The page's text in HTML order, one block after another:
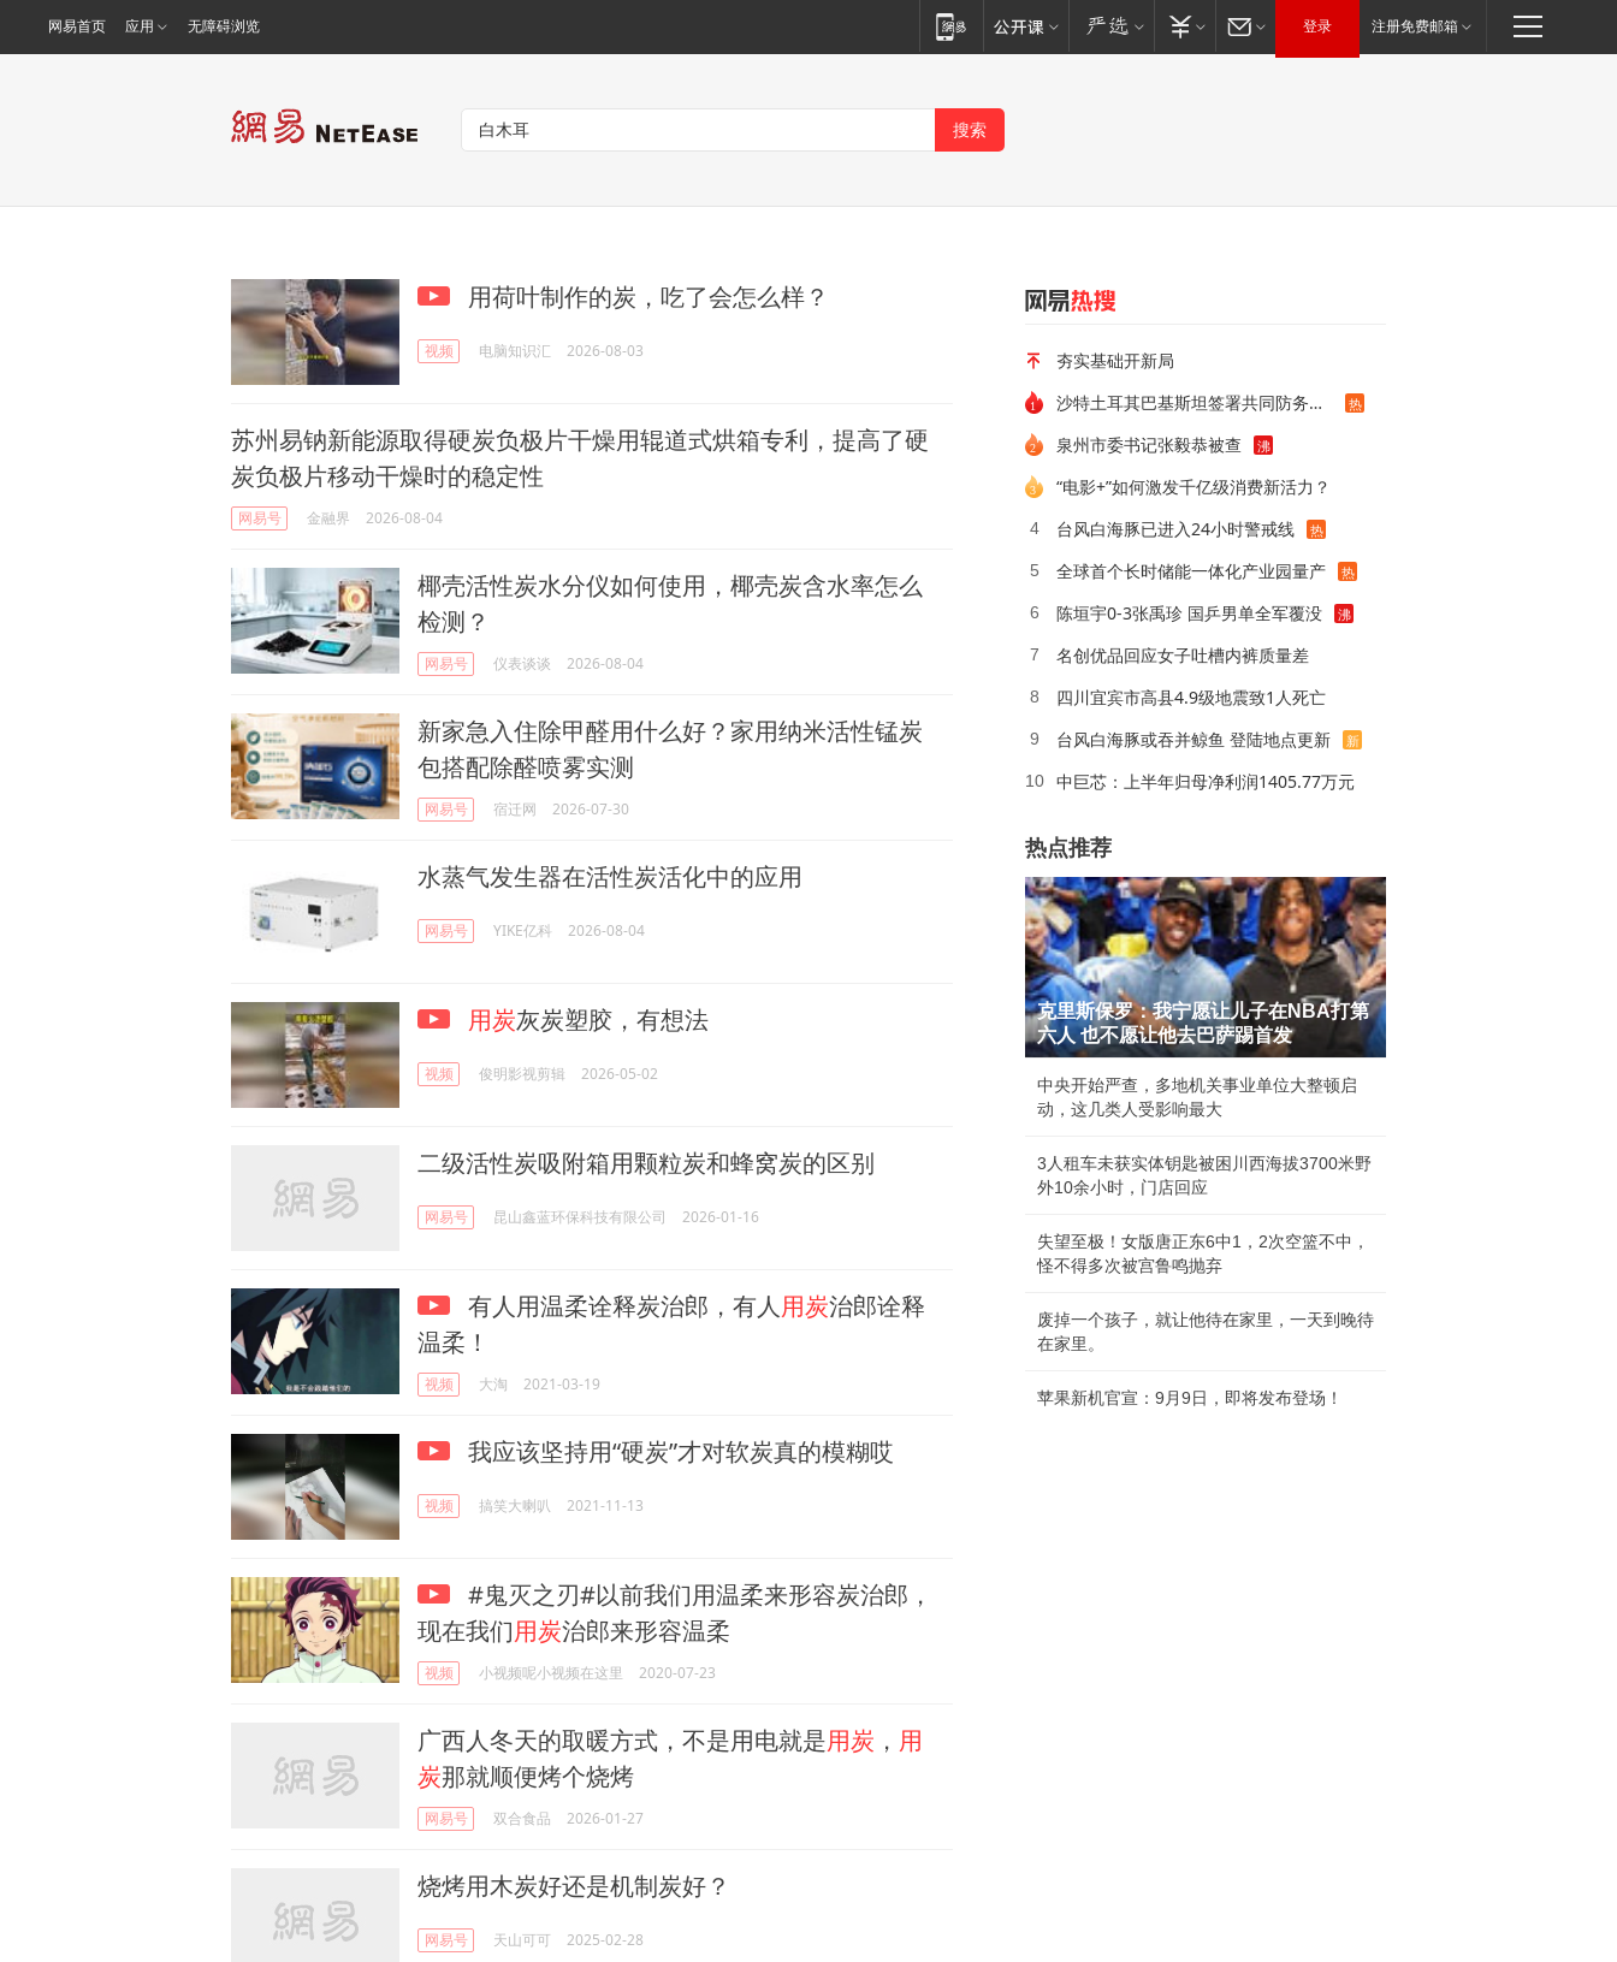
网易首页 应用 无障碍浏览 登录 注册免费邮箱
用荷叶制作的炭，吃了会怎么样？
视频 电脑知识汇 2026-08-03
苏州易钠新能源取得硬炭负极片干燥用辊道式烘箱专利，提高了硬
炭负极片移动干燥时的稳定性
网易号 金融界 2026-08-04
椰壳活性炭水分仪如何使用，椰壳炭含水率怎么
检测？
网易号 仪表谈谈 2026-08-04
新家急入住除甲醛用什么好？家用纳米活性锰炭
包搭配除醛喷雾实测
网易号 宿迁网 2026-07-30
水蒸气发生器在活性炭活化中的应用
网易号 YIKE亿科 2026-08-04
用炭灰炭塑胶，有想法
视频 俊明影视剪辑 2026-05-02
二级活性炭吸附箱用颗粒炭和蜂窝炭的区别
网易号 昆山鑫蓝环保科技有限公司 2026-01-16
有人用温柔诠释炭治郎，有人用炭治郎诠释
温柔！
视频 大淘 2021-03-19
我应该坚持用“硬炭”才对软炭真的模糊哎
视频 搞笑大喇叭 2021-11-13
#鬼灭之刃#以前我们用温柔来形容炭治郎，
现在我们用炭治郎来形容温柔
视频 小视频呢小视频在这里 2020-07-23
广西人冬天的取暖方式，不是用电就是用炭 ， 用
炭那就顺便烤个烧烤
网易号 双合食品 2026-01-27
烧烤用木炭好还是机制炭好？
网易号 天山可可 2025-02-28
夯实基础开新局
1
沙特土耳其巴基斯坦签署共同防务协议 热
2
泉州市委书记张毅恭被查 沸
“电影+”如何激发千亿级消费新活力？
4 台风白海豚已进入24小时警戒线 热
5 全球首个长时储能一体化产业园量产 热
6 陈垣宇0-3张禹珍 国乒男单全军覆没 沸
7 名创优品回应女子吐槽内裤质量差
8 四川宜宾市高县4.9级地震致1人死亡
9 台风白海豚或吞并鲸鱼 登陆地点更新 新
10 中巨芯：上半年归母净利润1405.77万元
热点推荐
克里斯保罗：我宁愿让儿子在NBA打第
六人 也不愿让他去巴萨踢首发
中央开始严查，多地机关事业单位大整顿启
动，这几类人受影响最大
3人租车未获实体钥匙被困川西海拔3700米野
外10余小时，门店回应
失望至极！女版唐正东6中1，2次空篮不中，
怪不得多次被宫鲁鸣抛弃
废掉一个孩子，就让他待在家里，一天到晚待
在家里。
苹果新机官宣：9月9日，即将发布登场！